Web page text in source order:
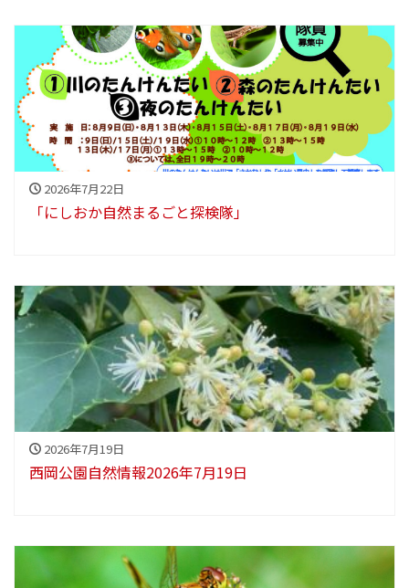
2026年7月22日
「にしおか自然まるごと探検隊」
2026年7月19日
西岡公園自然情報2026年7月19日